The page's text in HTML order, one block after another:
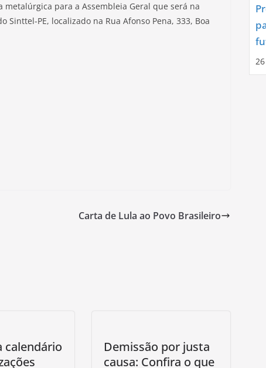
para a Assembleia Geral que será na
PE, localizado na Rua Afonso Pena, 333, Boa
Carta de Lula ao Povo Brasileiro
calendário
Demissão por justa
causa: Confira o que
Campanha Salarial 2025-2026 começa
com mobilização nas portas das